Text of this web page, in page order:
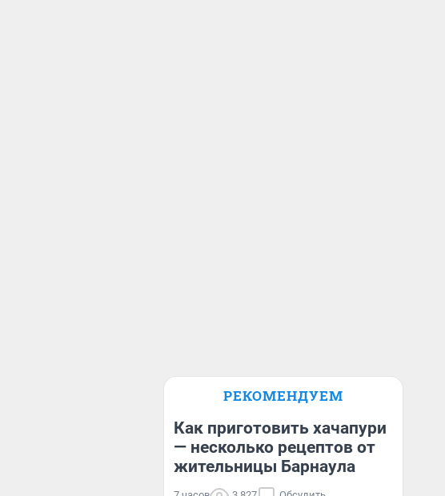
РЕКОМЕНДУЕМ
Как приготовить хачапури
— несколько рецептов от
жительницы Барнаула